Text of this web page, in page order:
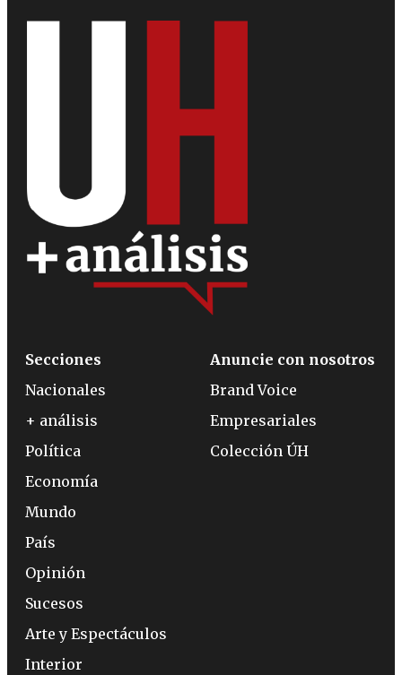
Secciones
Nacionales
+ análisis
Política
Economía
Mundo
País
Opinión
Sucesos
Arte y Espectáculos
Interior
Anuncie con nosotros
Brand Voice
Empresariales
Colección ÚH